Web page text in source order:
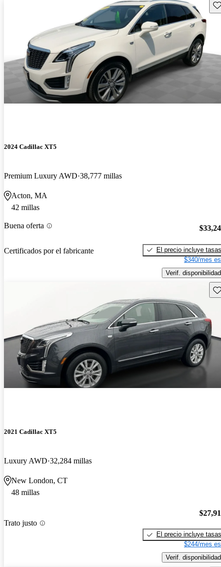
2024 Cadillac XT5
Premium Luxury AWD 38,777 millas
Acton, MA
42 millas
Buena oferta
Certificados por el fabricante
El precio incluye tasas
$340/mes
Verif. disponibilidad
2021 Cadillac XT5
Luxury AWD 32,284 millas
New London, CT
48 millas
Trato justo
El precio incluye tasas
$244/mes
Verif. disponibilidad